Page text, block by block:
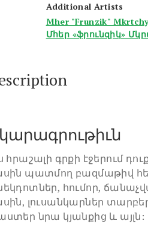
Additional Artists
Mher "Frunzik"
Մհեր «ֆրունզիկ»
հրաշալի գրքի էջերում
պատմող բազմաթիվ
հումոր,
լուսանկարներ
նրա կյանքից և այլն: